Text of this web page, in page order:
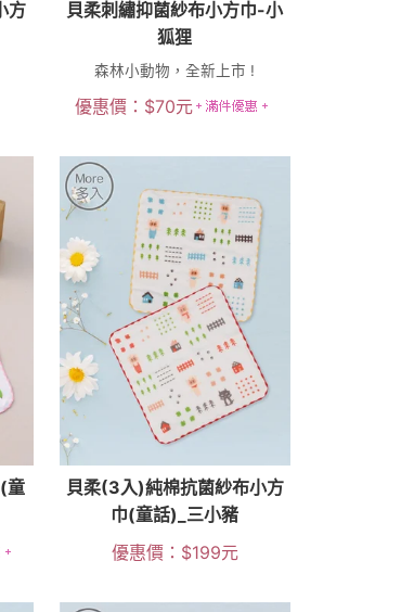
方
貝柔刺繡抑菌紗布小方巾-小
狐狸
森林小動物，全新上市 !
優惠價： $70元
童
貝柔(3入)純棉抗菌紗布小方
巾(童話)_三小豬
優惠價： $199元